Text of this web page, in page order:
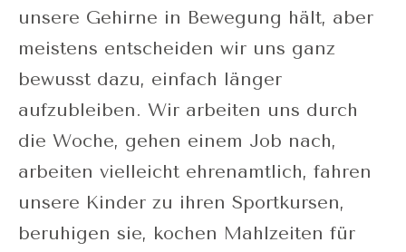
unsere Gehirne in Bewegung hält, aber
meistens entscheiden wir uns ganz
bewusst dazu, einfach länger
aufzubleiben. Wir arbeiten uns durch
die Woche, gehen einem Job nach,
arbeiten vielleicht ehrenamtlich, fahren
unsere Kinder zu ihren Sportkursen,
beruhigen sie, kochen Mahlzeiten für